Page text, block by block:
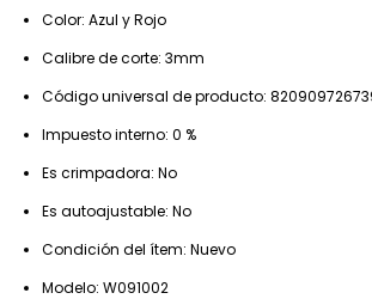
Color: Azul y Rojo
Calibre de corte: 3mm
Código universal de producto:
Impuesto interno: 0 %
Es crimpadora: No
Es autoajustable: No
Condición del ítem: Nuevo
Modelo: W091002